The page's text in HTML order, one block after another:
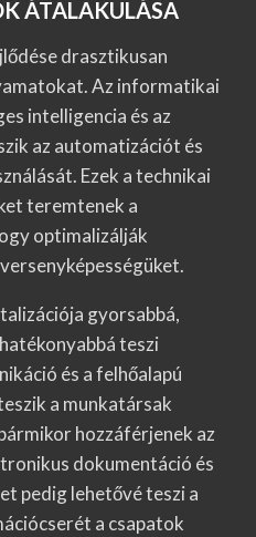
ÁTALAKULÁSA
drasztikusan
Az informatikai
intelligencia és az
az automatizációt és
Ezek a technikai
teremtenek a
optimalizálják
gyorsabbá,
teszi
és a felhőalapú
a munkatársak
hozzáférjenek az
dokumentáció és
pedig lehetővé teszi a
a csapatok